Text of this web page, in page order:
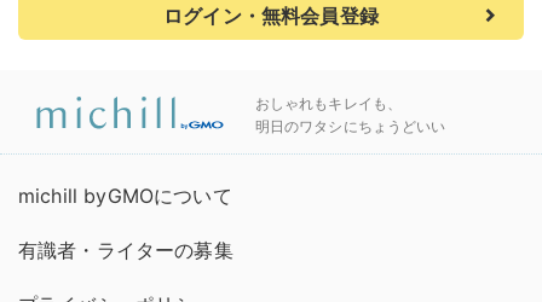
ログイン・無料会員登録
おしゃれもキレイも、
明日のワタシにちょうどいい
michill byGMOについて
有識者・ライターの募集